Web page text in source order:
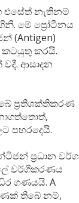
එසේත් නැතිනම්
මේ ප්‍රෝටීනය
(Antigen)
කරයි.
ආසාදන
ප්‍රතිශක්තිකරණ
පහරදෙයි.
ප්‍රධාන වර්ග
වර්ගීකරණය
ගණයයි. A
තිබේ නම්,